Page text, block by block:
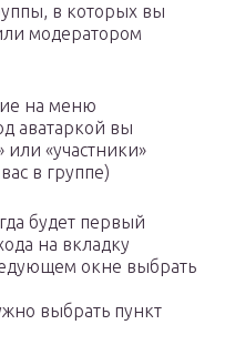
в которых вы
модератором
на меню
аватаркой вы
или «участники»
в группе)
будет первый
на вкладку
окне выбрать
выбрать пункт